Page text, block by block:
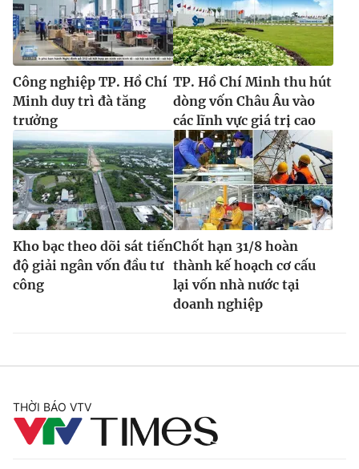
Công nghiệp TP. Hồ Chí
Minh duy trì đà tăng
trưởng
TP. Hồ Chí Minh thu hút
dòng vốn Châu Âu vào
các lĩnh vực giá trị cao
Kho bạc theo dõi sát tiến
độ giải ngân vốn đầu tư
công
Chốt hạn 31/8 hoàn
thành kế hoạch cơ cấu
lại vốn nhà nước tại
doanh nghiệp
THỜI BÁO VTV